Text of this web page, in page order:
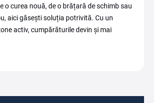
o curea nouă, de o brățară de schimb sau
aici găsești soluția potrivită. Cu un
activ, cumpărăturile devin și mai